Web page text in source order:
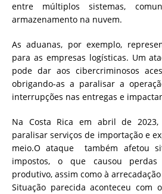
entre múltiplos sistemas,
armazenamento na nuvem.
As aduanas, por exemplo,
para as empresas logísticas. Um
pode dar aos cibercriminosos
obrigando-as a paralisar a
interrupções nas entregas e
Na Costa Rica em abril de
paralisar serviços de importação e
meio.O ataque também afetou
impostos, o que causou
produtivo, assim como à
Situação parecida aconteceu com